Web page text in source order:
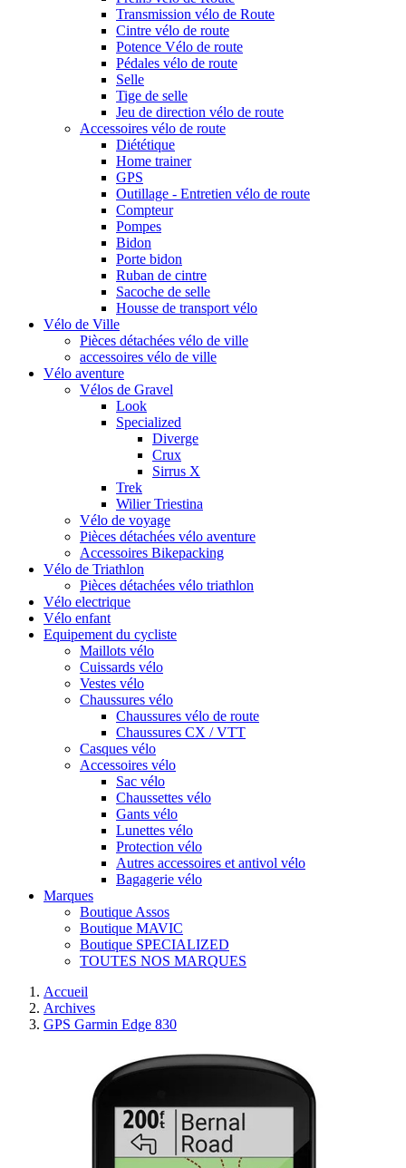
Transmission vélo de Route
Cintre vélo de route
Potence Vélo de route
Pédales vélo de route
Selle
Tige de selle
Jeu de direction vélo de route
Accessoires vélo de route
Diététique
Home trainer
GPS
Outillage - Entretien vélo de route
Compteur
Pompes
Bidon
Porte bidon
Ruban de cintre
Sacoche de selle
Housse de transport vélo
Vélo de Ville
Pièces détachées vélo de ville
accessoires vélo de ville
Vélo aventure
Vélos de Gravel
Look
Specialized
Diverge
Crux
Sirrus X
Trek
Wilier Triestina
Vélo de voyage
Pièces détachées vélo aventure
Accessoires Bikepacking
Vélo de Triathlon
Pièces détachées vélo triathlon
Vélo electrique
Vélo enfant
Equipement du cycliste
Maillots vélo
Cuissards vélo
Vestes vélo
Chaussures vélo
Chaussures vélo de route
Chaussures CX / VTT
Casques vélo
Accessoires vélo
Sac vélo
Chaussettes vélo
Gants vélo
Lunettes vélo
Protection vélo
Autres accessoires et antivol vélo
Bagagerie vélo
Marques
Boutique Assos
Boutique MAVIC
Boutique SPECIALIZED
TOUTES NOS MARQUES
Accueil
Archives
GPS Garmin Edge 830